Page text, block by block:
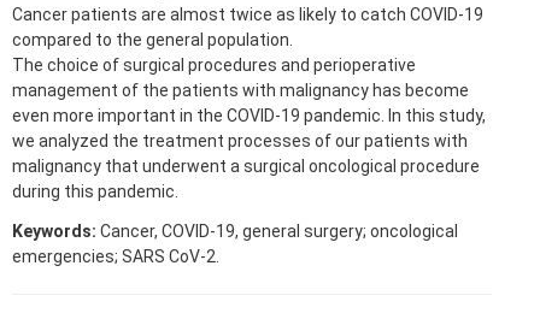
Cancer patients are almost twice as likely to catch COVID-19
compared to the general population.
The choice of surgical procedures and perioperative
management of the patients with malignancy has become
even more important in the COVID-19 pandemic. In this study,
we analyzed the treatment processes of our patients with
malignancy that underwent a surgical oncological procedure
during this pandemic.
Keywords: Cancer, COVID-19, general surgery; oncological
emergencies; SARS CoV-2.